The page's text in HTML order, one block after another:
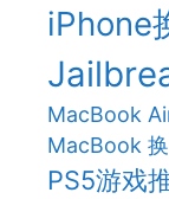
iPhone
MacBook
MacBook
PS5游戏